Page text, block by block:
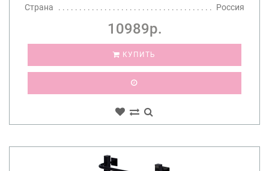
Страна
Россия
10989р.
КУПИТЬ